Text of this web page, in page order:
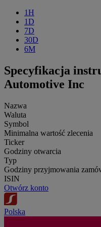
1H
1D
7D
30D
6M
Specyfikacja
Automotive Inc
Nazwa
Waluta
Symbol
Minimalna wartość zlecenia
Ticker
Godziny otwarcia
Typ
Godziny przyjmowania
ISIN
Otwórz konto
Polska